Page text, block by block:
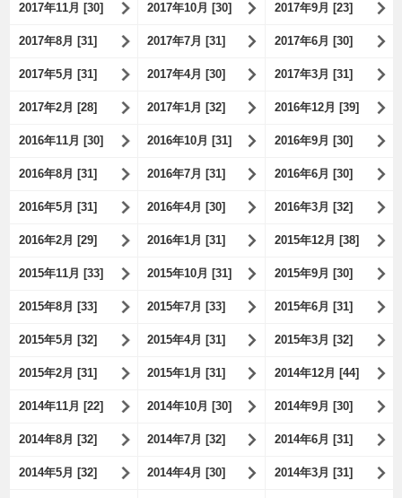
2017年11月 [30] 2017年10月 [30] 2017年9月 [23]
2017年8月 [31] 2017年7月 [31] 2017年6月 [30]
2017年5月 [31] 2017年4月 [30] 2017年3月 [31]
2017年2月 [28] 2017年1月 [32] 2016年12月 [39]
2016年11月 [30] 2016年10月 [31] 2016年9月 [30]
2016年8月 [31] 2016年7月 [31] 2016年6月 [30]
2016年5月 [31] 2016年4月 [30] 2016年3月 [32]
2016年2月 [29] 2016年1月 [31] 2015年12月 [38]
2015年11月 [33] 2015年10月 [31] 2015年9月 [30]
2015年8月 [33] 2015年7月 [33] 2015年6月 [31]
2015年5月 [32] 2015年4月 [31] 2015年3月 [32]
2015年2月 [31] 2015年1月 [31] 2014年12月 [44]
2014年11月 [22] 2014年10月 [30] 2014年9月 [30]
2014年8月 [32] 2014年7月 [32] 2014年6月 [31]
2014年5月 [32] 2014年4月 [30] 2014年3月 [31]